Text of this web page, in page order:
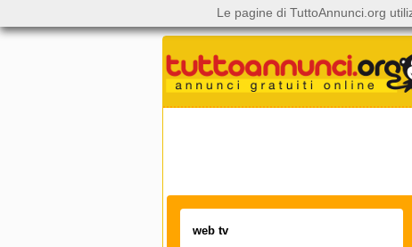
Le pagine di TuttoAnnunci.org